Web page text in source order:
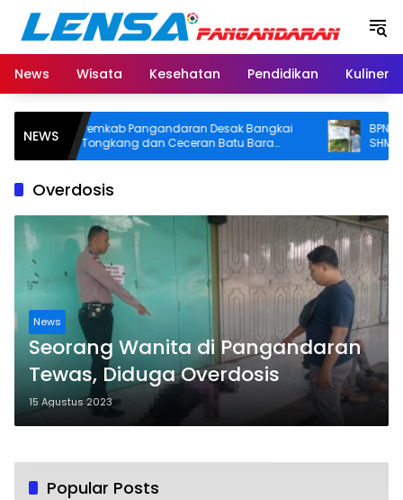
Langsung
konten
News
Wisata Kesehatan Pendidikan Kuliner
NEWSPemkab Pangandaran Desak Bangkai
Tongkang dan Ceceran Batu Bara
Segera Diangkat, Soroti Buruknya
BPN
SHM di
Usut Asal-
Overdosis
News
Seorang Wanita di Pangandaran
Tewas, Diduga Overdosis
15 Agustus 2023
Popular Posts